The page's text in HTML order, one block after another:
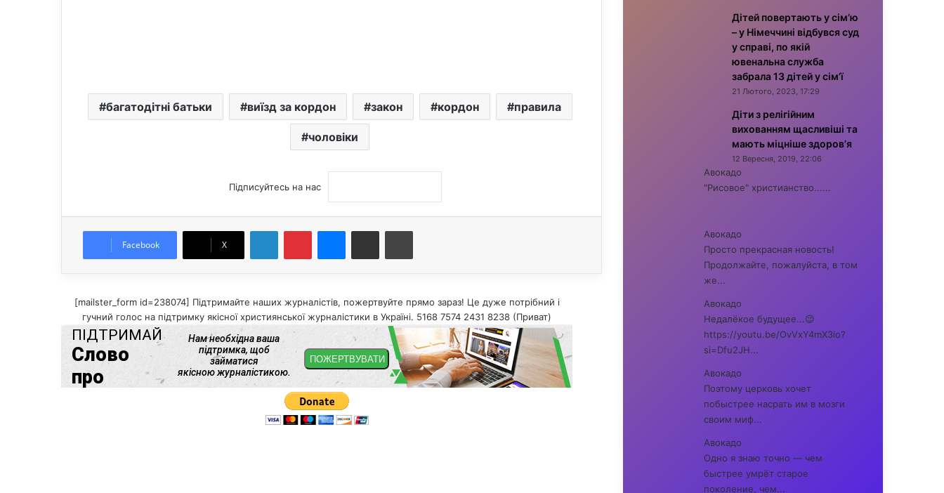
багатодітні батьки виїзд за кордон закон кордон правила
чоловіки
Підписуйтесь на нас
Facebook X
Поділитися електронною поштою
[mailster_form id=238074] Підтримайте наших журналістів, пожертвуйте прямо зараз! Це дуже потрібний і
гучний голос на підтримку якісної християнської журналістики в Україні. 5168 7574 2431 8238 (Приват)
Дітей повертають у сім’ю
– у Німеччині відбувся суд
у справі, по якій
ювенальна служба
забрала 13 дітей у сім’ї
21 Лютого, 2023, 17:29
Діти з релігійним
вихованням щасливіші та
мають міцніше здоров’я
12 Вересня, 2019, 22:06
Авокадо
"Рисовое" христианство......
Авокадо
Просто прекрасная новость!
Продолжайте, пожалуйста, в том
же...
Авокадо
Недалёкое будущее...😉
https://youtu.be/OvVxY4mX3io?
si=Dfu2JH...
Авокадо
Поэтому церковь хочет
побыстрее насрать им в мозги
своим миф...
Авокадо
Одно я знаю точно — чем
быстрее умрёт старое
поколение, чем...